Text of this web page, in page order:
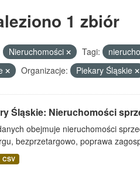
1 zbiór
Nieruchomości Tagi:
Organizacje: Piekary Śląskie
Śląskie: Nieruchomości
obejmuje nieruchomości
bezprzetargowo, poprawa
CSV